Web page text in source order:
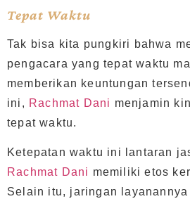
Tepat Waktu
Tak bisa kita pungkiri bahwa
pengacara yang tepat waktu
memberikan keuntungan
ini, Rachmat Dani menjamin
tepat waktu.
Ketepatan waktu ini lantaran
Rachmat Dani memiliki etos
Selain itu, jaringan